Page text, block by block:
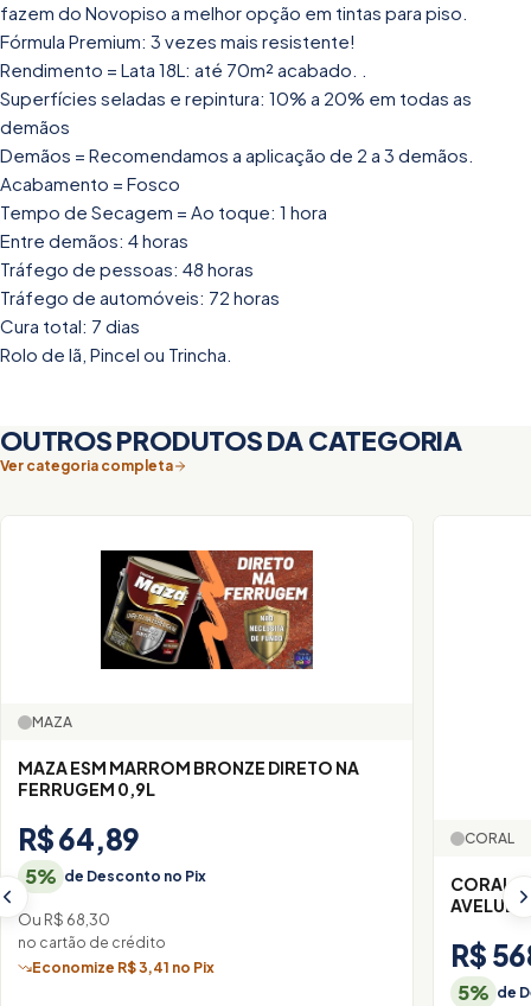
fazem do Novopiso a melhor opção em tintas para piso.
Fórmula Premium: 3 vezes mais resistente!
Rendimento = Lata 18L: até 70m² acabado. .
Superfícies seladas e repintura: 10% a 20% em todas as
demãos
Demãos = Recomendamos a aplicação de 2 a 3 demãos.
Acabamento = Fosco
Tempo de Secagem = Ao toque: 1 hora
Entre demãos: 4 horas
Tráfego de pessoas: 48 horas
Tráfego de automóveis: 72 horas
Cura total: 7 dias
Rolo de lã, Pincel ou Trincha.
OUTROS PRODUTOS DA CATEGORIA
Ver categoria completa
MAZA
MAZA ESM MARROM BRONZE DIRETO NA
FERRUGEM 0,9L
R$ 64,89
5% de Desconto no Pix
Ou R$ 68,30
no cartão de crédito
Economize R$ 3,41 no Pix
CORAL
CORAL
R$
5% de